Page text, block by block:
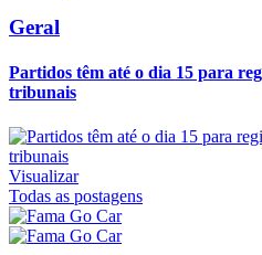
Geral
Partidos têm até o dia 15 para
tribunais
Visualizar
Todas as postagens